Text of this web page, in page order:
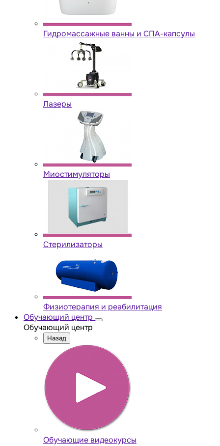
Гидромассажные ванны и СПА-капсулы
Лазеры
Миостимуляторы
Стерилизаторы
Физиотерапия и реабилитация
Обучающий центр
Обучающий центр
Назад
Обучающие видеокурсы